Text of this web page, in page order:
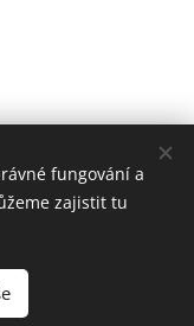
práva vyhrazena
fungování a
zajistit tu